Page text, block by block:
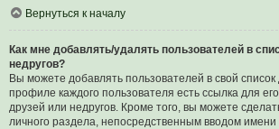
Вернуться к началу
Как мне добавлять/удалять пользователей в
недругов?
Вы можете добавлять пользователей в свой
профиле каждого пользователя есть ссылка для
друзей или недругов. Кроме того, вы можете
личного раздела, непосредственным вводом